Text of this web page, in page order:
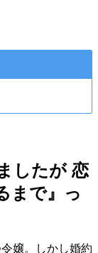
したが 恋
まで』っ
嬢。しかし婚約